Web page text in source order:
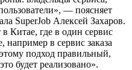
— поясняет
SuperJob Алексей Захаров.
Китае, где в один сервис
например в сервис заказа
подход правильный,
будет реализовано».